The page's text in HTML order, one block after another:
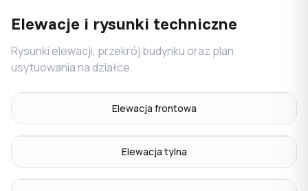
Elewacje i rysunki techniczne
Rysunki elewacji, przekrój budynku oraz plan
usytuowania na działce.
Elewacja frontowa
Elewacja tylna